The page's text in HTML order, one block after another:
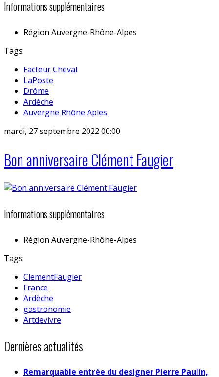
Informations supplémentaires
Région Auvergne-Rhône-Alpes
Tags:
Facteur Cheval
LaPoste
Drôme
Ardèche
Auvergne Rhône Aples
mardi, 27 septembre 2022 00:00
Bon anniversaire Clément Faugier
Informations supplémentaires
Région Auvergne-Rhône-Alpes
Tags:
ClementFaugier
France
Ardèche
gastronomie
Artdevivre
Dernières actualités
Remarquable entrée du designer Pierre Paulin,